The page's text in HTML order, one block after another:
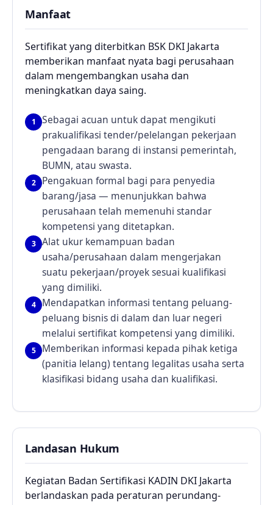
Manfaat
Sertifikat yang diterbitkan BSK DKI Jakarta
memberikan manfaat nyata bagi perusahaan
dalam mengembangkan usaha dan
meningkatkan daya saing.
1
Sebagai acuan untuk dapat mengikuti
prakualifikasi tender/pelelangan pekerjaan
pengadaan barang di instansi pemerintah,
BUMN, atau swasta.
2
Pengakuan formal bagi para penyedia
barang/jasa — menunjukkan bahwa
perusahaan telah memenuhi standar
kompetensi yang ditetapkan.
3
Alat ukur kemampuan badan
usaha/perusahaan dalam mengerjakan
suatu pekerjaan/proyek sesuai kualifikasi
yang dimiliki.
4
Mendapatkan informasi tentang peluang-
peluang bisnis di dalam dan luar negeri
melalui sertifikat kompetensi yang dimiliki.
5
Memberikan informasi kepada pihak ketiga
(panitia lelang) tentang legalitas usaha serta
klasifikasi bidang usaha dan kualifikasi.
Landasan Hukum
Kegiatan Badan Sertifikasi KADIN DKI Jakarta
berlandaskan pada peraturan perundang-